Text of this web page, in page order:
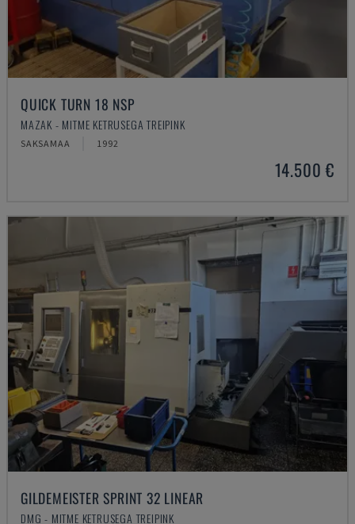
QUICK TURN 18 NSP
MAZAK - MITME KETRUSEGA TREIPINK
SAKSAMAA 1992
14.500 €
GILDEMEISTER SPRINT 32 LINEAR
DMG - MITME KETRUSEGA TREIPINK